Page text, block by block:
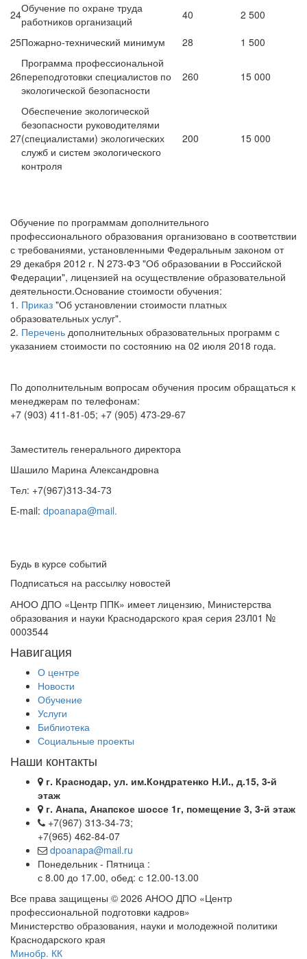
24Обучение по охране труда
работников организаций
40
2 500
25Пожарно-технический минимум 28 1 500
26
Программа профессиональной
переподготовки специалистов по
экологической безопасности
260 15 000
27
Обеспечение экологической
безопасности руководителями
(специалистами) экологических
служб и систем экологического
контроля
200 15 000
Обучение по программам дополнительного
профессионального образования организовано в соответствии
с требованиями, установленными Федеральным законом от
29 декабря 2012 г. N 273-ФЗ "Об образовании в Российской
Федерации", лицензией на осуществление образовательной
деятельности.Основание стоимости обучения:
1. Приказ "Об установлении стоимости платных
образовательных услуг".
2. Перечень дополнительных образовательных программ с
указанием стоимости по состоянию на 02 июля 2018 года.
По дополнительным вопросам обучения просим обращаться к
менеджерам по телефонам:
+7 (903) 411-81-05; +7 (905) 473-29-67
Заместитель генерального директора
Шашило Марина Александровна
Тел: +7(967)313-34-73
E-mail: dpoanapa@mail.
Будь в курсе событий
Подписаться на рассылку новостей
АНОО ДПО «Центр ППК» имеет лицензию, Министерства
образования и науки Краснодарского края серия 23Л01 №
0003544
Навигация
О центре
Новости
Обучение
Услуги
Библиотека
Социальные проекты
Наши контакты
г. Краснодар, ул. им.Кондратенко Н.И., д.15, 3-й
этаж
г. Анапа, Анапское шоссе 1г, помещение 3, 3-й этаж
+7(967) 313-34-73;
+7(965) 462-84-07
dpoanapa@mail.ru
Понедельник - Пятница :
с 8.00 до 17.00, обед: с 12.00-13.00
Все права защищены © 2026 АНОО ДПО «Центр
профессиональной подготовки кадров»
Министерство образования, науки и молодежной политики
Краснодарского края
Минобр. КК